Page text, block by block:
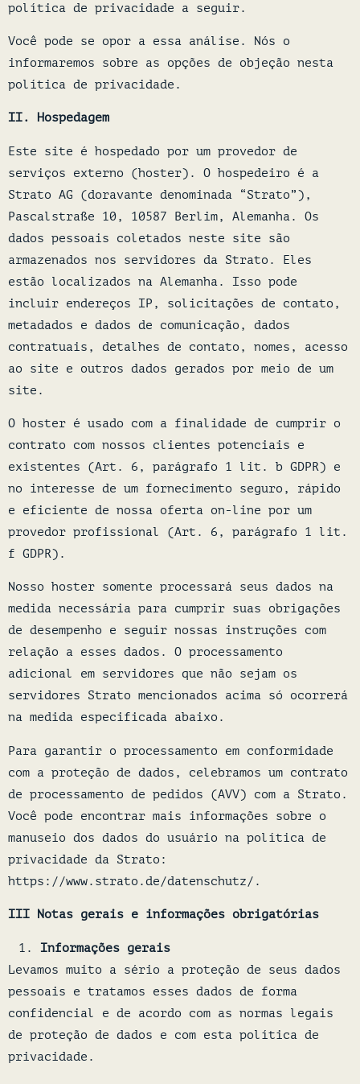
política de privacidade a seguir.
Você pode se opor a essa análise. Nós o
informaremos sobre as opções de objeção nesta
política de privacidade.
II. Hospedagem
Este site é hospedado por um provedor de
serviços externo (hoster). O hospedeiro é a
Strato AG (doravante denominada “Strato”),
Pascalstraße 10, 10587 Berlim, Alemanha. Os
dados pessoais coletados neste site são
armazenados nos servidores da Strato. Eles
estão localizados na Alemanha. Isso pode
incluir endereços IP, solicitações de contato,
metadados e dados de comunicação, dados
contratuais, detalhes de contato, nomes, acesso
ao site e outros dados gerados por meio de um
site.
O hoster é usado com a finalidade de cumprir o
contrato com nossos clientes potenciais e
existentes (Art. 6, parágrafo 1 lit. b GDPR) e
no interesse de um fornecimento seguro, rápido
e eficiente de nossa oferta on-line por um
provedor profissional (Art. 6, parágrafo 1 lit.
f GDPR).
Nosso hoster somente processará seus dados na
medida necessária para cumprir suas obrigações
de desempenho e seguir nossas instruções com
relação a esses dados. O processamento
adicional em servidores que não sejam os
servidores Strato mencionados acima só ocorrerá
na medida especificada abaixo.
Para garantir o processamento em conformidade
com a proteção de dados, celebramos um contrato
de processamento de pedidos (AVV) com a Strato.
Você pode encontrar mais informações sobre o
manuseio dos dados do usuário na política de
privacidade da Strato:
https://www.strato.de/datenschutz/.
III Notas gerais e informações obrigatórias
Informações gerais
Levamos muito a sério a proteção de seus dados
pessoais e tratamos esses dados de forma
confidencial e de acordo com as normas legais
de proteção de dados e com esta política de
privacidade.